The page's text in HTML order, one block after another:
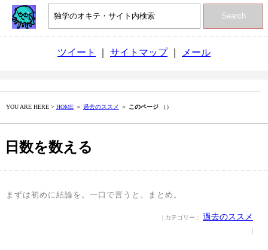
Search
ツイート サイトマップ｜ メール
YOU ARE HERE > HOME ＞ 過去のススメ ＞ このページ （）
日数を数える
まずは初めに結論を。一口で言うと。まとめ。
| カテゴリー： 過去のススメ
|